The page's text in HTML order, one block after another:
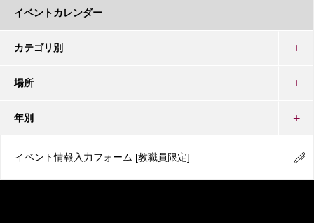
イベントカレンダー
カテゴリ別
場所
年別
イベント情報入力フォーム [教職員限定]